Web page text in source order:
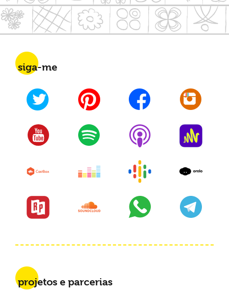
siga-me
projetos e parcerias